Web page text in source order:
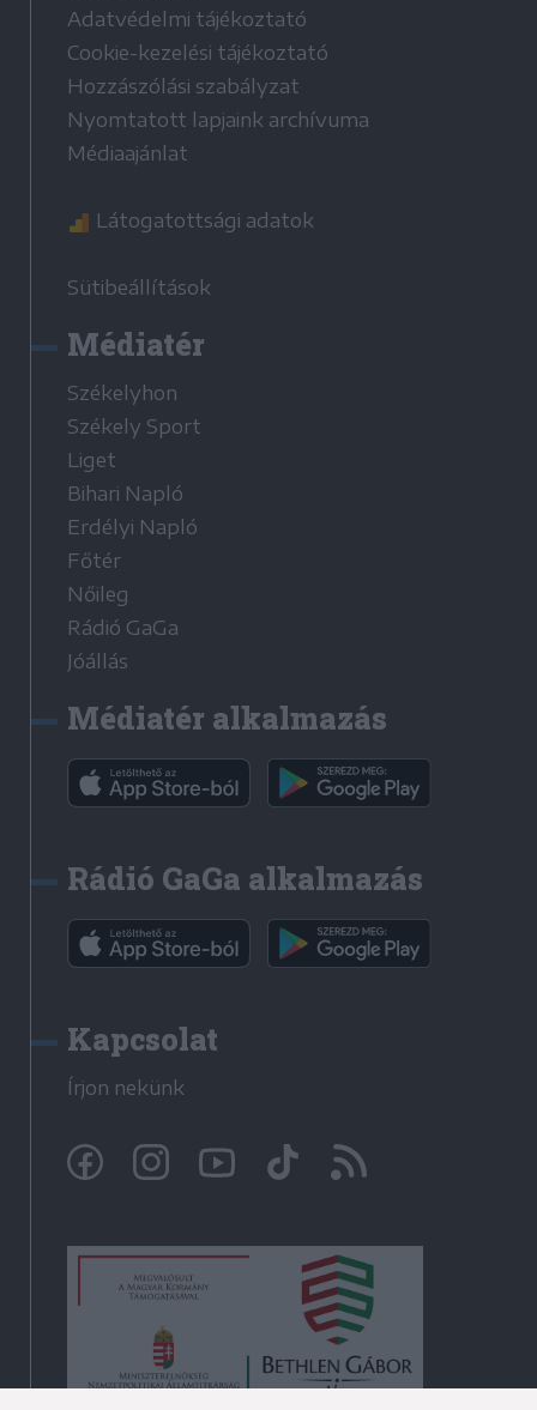
Adatvédelmi tájékoztató
Cookie-kezelési tájékoztató
Hozzászólási szabályzat
Nyomtatott lapjaink archívuma
Médiaajánlat
Látogatottsági adatok
Sütibeállítások
Médiatér
Székelyhon
Székely Sport
Liget
Bihari Napló
Erdélyi Napló
Főtér
Nőileg
Rádió GaGa
Jóállás
Médiatér alkalmazás
Rádió GaGa alkalmazás
Kapcsolat
Írjon nekünk